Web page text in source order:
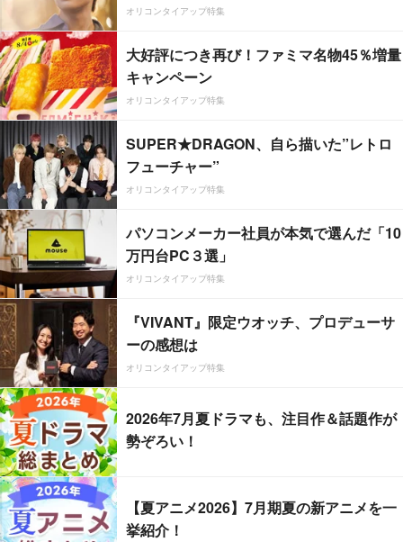
オリコンタイアップ特集
大好評につき再び！ファミマ名物45％増量
キャンペーン
オリコンタイアップ特集
SUPER★DRAGON、自ら描いた”レトロ
フューチャー”
オリコンタイアップ特集
パソコンメーカー社員が本気で選んだ「10
万円台PC３選」
オリコンタイアップ特集
『VIVANT』限定ウオッチ、プロデューサ
ーの感想は
オリコンタイアップ特集
2026年7月夏ドラマも、注目作＆話題作が
勢ぞろい！
【夏アニメ2026】7月期夏の新アニメを一
挙紹介！